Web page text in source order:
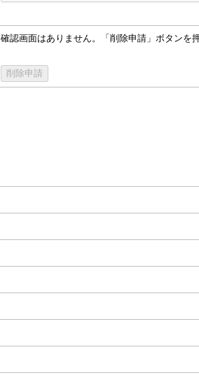
確認画面はありません。「削除申請」ボタンを